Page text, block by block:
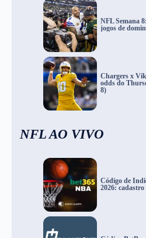
NFL Semana
jogos de
Chargers x
odds do
8)
NFL AO VIVO
Código de
2026: cadastro